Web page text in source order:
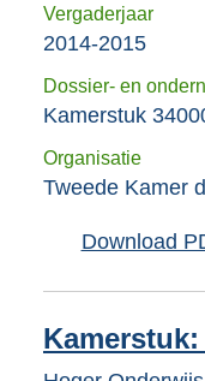
Vergaderjaar
2014-2015
Dossier- en
Kamerstuk
Organisatie
Tweede Kamer
Download